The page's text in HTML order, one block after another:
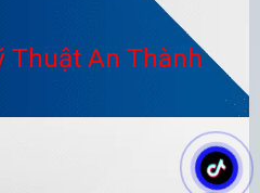
Thuật An Thành